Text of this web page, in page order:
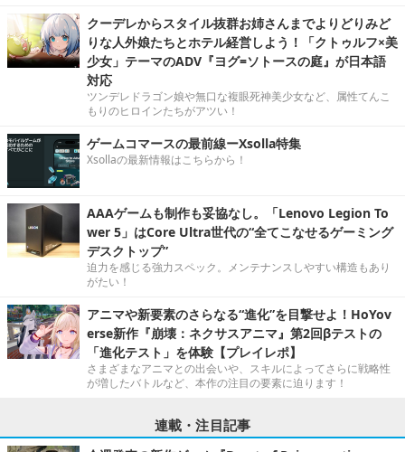
クーデレからスタイル抜群お姉さんまでよりどりみど
りな人外娘たちとホテル経営しよう！「クトゥルフ×美
少女」テーマのADV『ヨグ=ソトースの庭』が日本語
対応
ツンデレドラゴン娘や無口な複眼死神美少女など、属性てんこ
もりのヒロインたちがアツい！
ゲームコマースの最前線ーXsolla特集
Xsollaの最新情報はこちらから！
AAAゲームも制作も妥協なし。「Lenovo Legion To
wer 5」はCore Ultra世代の“全てこなせるゲーミング
デスクトップ”
迫力を感じる強力スペック。メンテナンスしやすい構造もあり
がたい！
アニマや新要素のさらなる“進化”を目撃せよ！HoYov
erse新作『崩壊：ネクサスアニマ』第2回βテストの
「進化テスト」を体験【プレイレポ】
さまざまなアニマとの出会いや、スキルによってさらに戦略性
が増したバトルなど、本作の注目の要素に迫ります！
連載・注目記事